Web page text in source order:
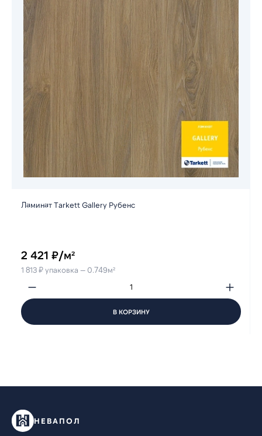
Ламинат Tarkett Gallery Рубенс
2 421 ₽/м²
1 813 ₽ упаковка — 0.749м²
В КОРЗИНУ
НЕВАПОЛ